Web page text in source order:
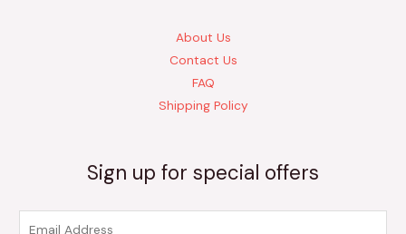
About Us
Contact Us
FAQ
Shipping Policy
Sign up for special offers